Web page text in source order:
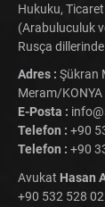
Hukuku,
(Arabuluculuk
Rusça
Adres : Şükran
Meram/KONYA
E-Posta :
Telefon : +90
Telefon : +90
Avukat Hasan
+90 532 528